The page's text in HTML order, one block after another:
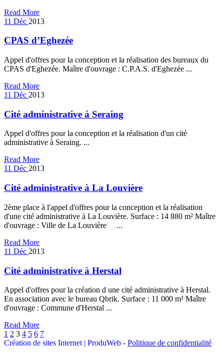
Read More
11 Déc 2013
CPAS d’Eghezée
Appel d'offres pour la conception et la réalisation des bureaux du
CPAS d'Eghezée. Maître d'ouvrage : C.P.A.S. d'Eghezée ...
Read More
11 Déc 2013
Cité administrative à Seraing
Appel d'offres pour la conception et la réalisation d'un cité
administrative à Seraing. ...
Read More
11 Déc 2013
Cité administrative à La Louvière
2ème place à l'appel d'offres pour la conception et la réalisation
d'une cité administrative à La Louvière. Surface : 14 880 m² Maître
d'ouvrage : Ville de La Louvière ...
Read More
11 Déc 2013
Cité administrative à Herstal
Appel d'offres pour la création d une cité administrative à Herstal.
En association avec le bureau Qbrik. Surface : 11 000 m² Maître
d'ouvrage : Commune d'Herstal ...
Read More
1 2 3 4 5 6 7
Création de sites Internet | ProduWeb - Politique de confidentialité